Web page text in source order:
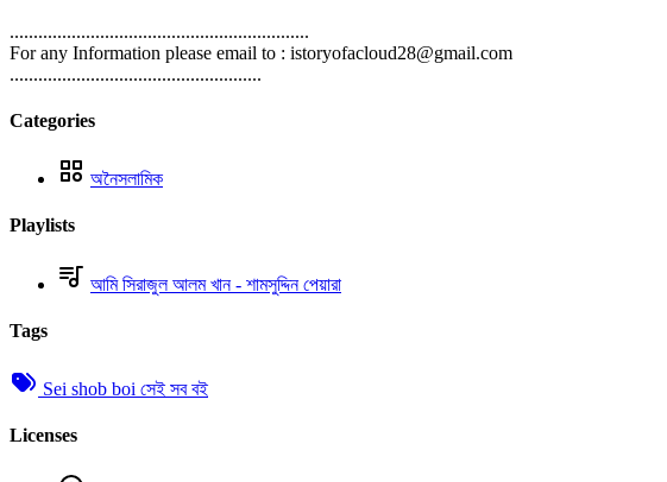
...............................................................
For any Information please email to : istoryofacloud28@gmail.com
.....................................................
Categories
অনৈসলামিক
Playlists
আমি সিরাজুল আলম খান - শামসুদ্দিন পেয়ারা
Tags
Sei shob boi সেই সব বই
Licenses